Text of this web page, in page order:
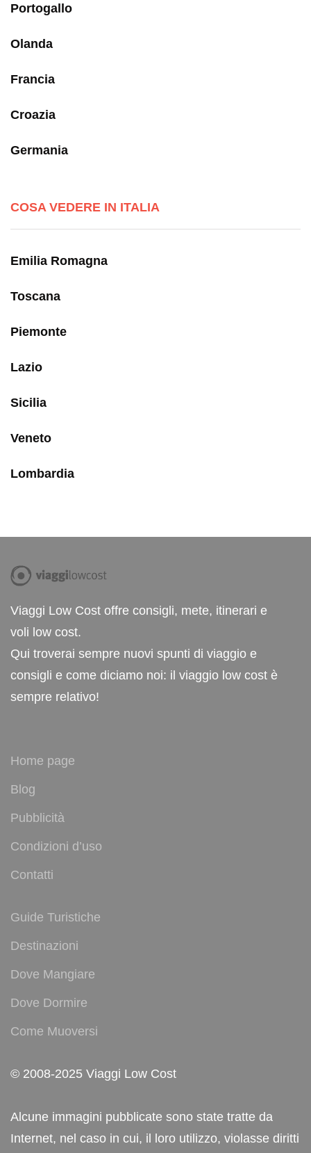
Portogallo
Olanda
Francia
Croazia
Germania
COSA VEDERE IN ITALIA
Emilia Romagna
Toscana
Piemonte
Lazio
Sicilia
Veneto
Lombardia
Viaggi Low Cost offre consigli, mete, itinerari e
voli low cost.
Qui troverai sempre nuovi spunti di viaggio e
consigli e come diciamo noi: il viaggio low cost è
sempre relativo!
Home page
Blog
Pubblicità
Condizioni d’uso
Contatti
Guide Turistiche
Destinazioni
Dove Mangiare
Dove Dormire
Come Muoversi
© 2008-2025 Viaggi Low Cost
Alcune immagini pubblicate sono state tratte da
Internet, nel caso in cui, il loro utilizzo, violasse diritti